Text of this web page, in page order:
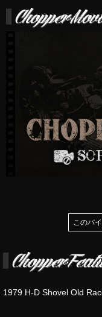
このバ
1979 H-D Shovel Old